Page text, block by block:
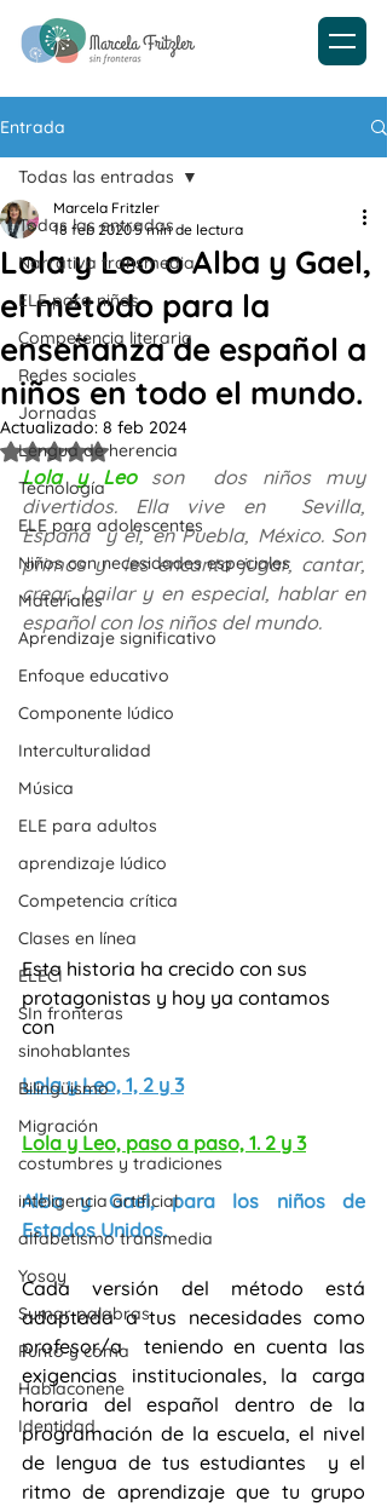
Entrada
Todas las entradas
Narrativa transmedia
ELE para niños
Competencia literaria
Redes sociales
Jornadas
Lengua de herencia
Tecnología
ELE para adolescentes
Niños con necesidades especiales
Materiales
Aprendizaje significativo
Enfoque educativo
Componente lúdico
Interculturalidad
Música
ELE para adultos
aprendizaje lúdico
Competencia crítica
Clases en línea
ELECI
SIn fronteras
sinohablantes
Bilingüismo
Migración
costumbres y tradiciones
inteligencia artificial
alfabetismo transmedia
Yosoy
Sumar palabras
Punto y coma
Hablaconene
Identidad
Todas las entradas
Lola y Leo o Alba y Gael,
el método para la
enseñanza de español a
niños en todo el mundo.
Marcela Fritzler
18 feb 20205 min de lectura
Actualizado: 8 feb 2024
Obtuvo NaN de 5 estrellas.
Lola y Leo
son  dos niños muy
divertidos. Ella vive en  Sevilla,
España  y él, en Puebla, México. Son
primos y  les encanta jugar, cantar,
crear, bailar y en especial, hablar en
español con los niños del mundo.
Esta historia ha crecido con sus
protagonistas y hoy ya contamos
con
Lola y Leo, 1, 2 y 3
Lola y Leo, paso a paso, 1. 2 y 3
Alba y Gael, para los niños de
Estados Unidos.
Cada versión del método está
adaptada a tus necesidades como
profesor/a  teniendo en cuenta las
exigencias institucionales, la carga
horaria del español dentro de la
programación de la escuela, el nivel
de lengua de tus estudiantes  y el
ritmo de aprendizaje que tu grupo